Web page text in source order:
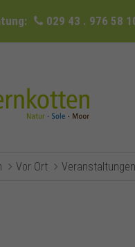
029 43 . 976 58
Vor Ort Veranstaltungen